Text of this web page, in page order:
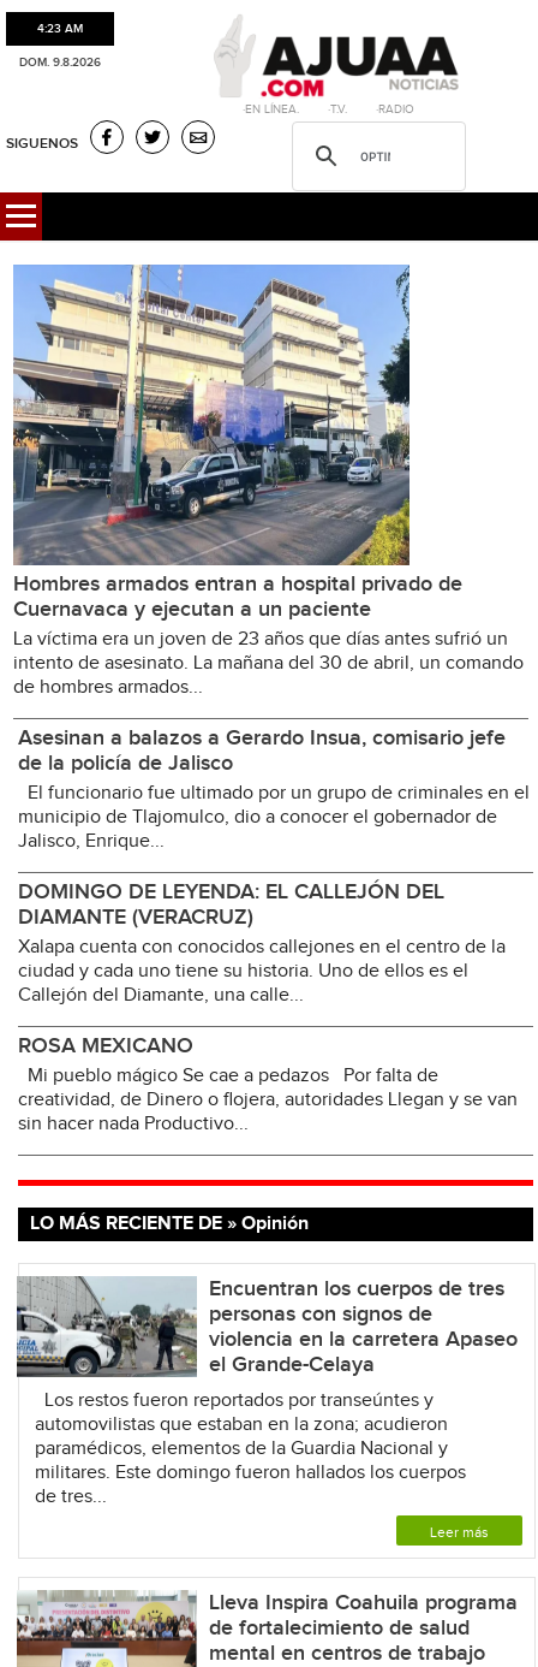
4:23 AM
DOM. 9.8.2026
·EN LÍNEA. ·T.V. ·RADIO
SIGUENOS
Hombres armados entran a hospital privado de
Cuernavaca y ejecutan a un paciente
La víctima era un joven de 23 años que días antes sufrió un
intento de asesinato. La mañana del 30 de abril, un comando
de hombres armados...
Asesinan a balazos a Gerardo Insua, comisario jefe
de la policía de Jalisco
El funcionario fue ultimado por un grupo de criminales en el
municipio de Tlajomulco, dio a conocer el gobernador de
Jalisco, Enrique...
DOMINGO DE LEYENDA: EL CALLEJÓN DEL
DIAMANTE (VERACRUZ)
Xalapa cuenta con conocidos callejones en el centro de la
ciudad y cada uno tiene su historia. Uno de ellos es el
Callejón del Diamante, una calle...
ROSA MEXICANO
Mi pueblo mágico Se cae a pedazos Por falta de
creatividad, de Dinero o flojera, autoridades Llegan y se van
sin hacer nada Productivo...
LO MÁS RECIENTE DE » Opinión
Encuentran los cuerpos de tres
personas con signos de
violencia en la carretera Apaseo
el Grande-Celaya
Los restos fueron reportados por transeúntes y
automovilistas que estaban en la zona; acudieron
paramédicos, elementos de la Guardia Nacional y
militares. Este domingo fueron hallados los cuerpos
de tres...
Leer más
Lleva Inspira Coahuila programa
de fortalecimiento de salud
mental en centros de trabajo